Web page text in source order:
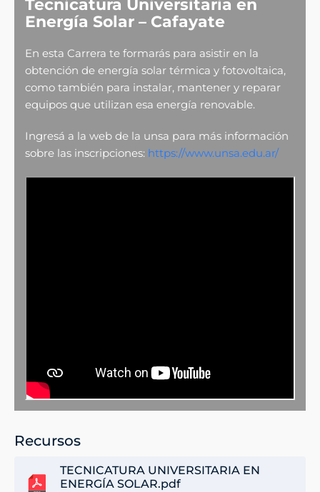
Tecnicatura Universitaria en
Energía Solar – Cafayate
En esta Carrera te formarás para asistir en la
obtención de energía solar térmica y fotovoltaica,
como también para instalar, mantener y reparar
equipos que utilizan esa energía renovable.
Ingresá a la web de la unsa para más información
sobre las inscripciones: https://www.unsa.edu.ar/
Recursos
TECNICATURA UNIVERSITARIA EN
ENERGÍA SOLAR.pdf